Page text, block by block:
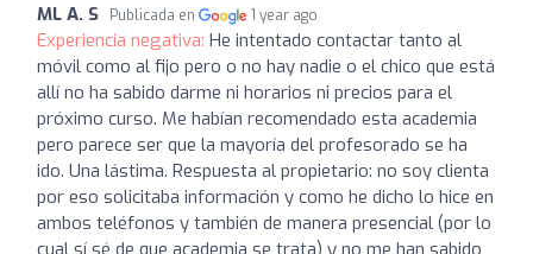
ML A. S Publicada en 1 year ago
Experiencia negativa: He intentado contactar tanto al
móvil como al fijo pero o no hay nadie o el chico que está
allí no ha sabido darme ni horarios ni precios para el
próximo curso. Me habían recomendado esta academia
pero parece ser que la mayoría del profesorado se ha
ido. Una lástima. Respuesta al propietario: no soy clienta
por eso solicitaba información y como he dicho lo hice en
ambos teléfonos y también de manera presencial (por lo
cual sí sé de que academia se trata) y no me han sabido